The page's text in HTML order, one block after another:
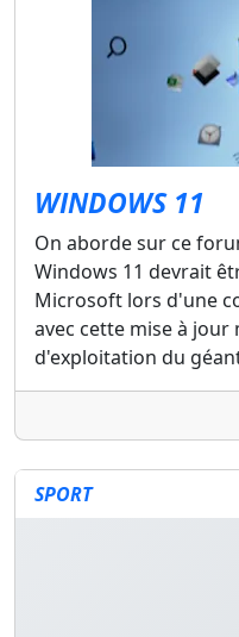
WINDOWS 11
On aborde sur ce
Windows 11 devrait
Microsoft lors d'une
avec cette mise à
d'exploitation du
SPORT